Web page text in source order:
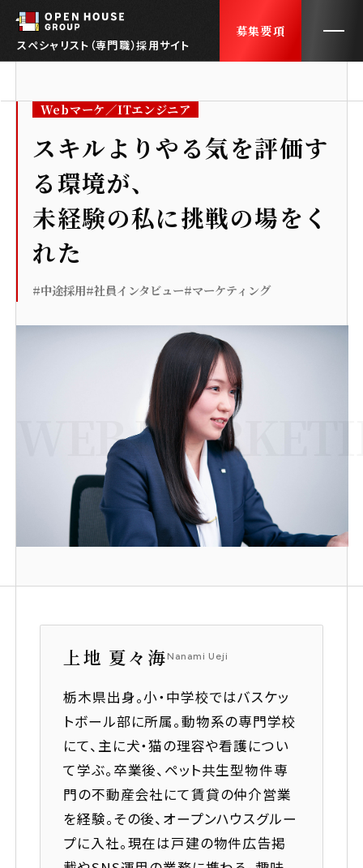
スペシャリスト（専門職）採用サイト
募集要項
会社紹介ABOUT US
社員インタビューINTERVIEWS
TOPICS
サステナビリティ推進SUSTAINABILITY
女性活躍推進
障がい者採用
介護支援制度
採用オウンドメディア「OPENIA」
当社への口コミ・評判を見る
Webマーケ／ITエンジニア
スキルよりやる気を評価す
る環境が、
未経験の私に挑戦の場をく
れた
#中途採用#社員インタビュー#マーケティング
WEB
上地 夏々海 Nanami Ueji
栃木県出身。小・中学校ではバスケッ
トボール部に所属。動物系の専門学校
にて、主に犬・猫の理容や看護につい
て学ぶ。卒業後、ペット共生型物件専
門の不動産会社にて賃貸の仲介営業
を経験。その後、オープンハウスグルー
プに入社。現在は戸建の物件広告掲